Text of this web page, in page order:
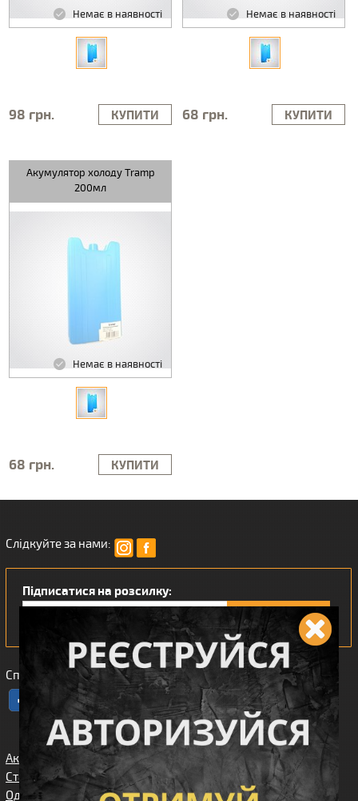
Немає в наявності
98 грн. КУПИТИ
Немає в наявності
68 грн. КУПИТИ
Акумулятор холоду Tramp
200мл
Немає в наявності
68 грн. КУПИТИ
Слідкуйте за нами:
Підписатися на розсилку:
Сподобався наш інтернет магазин?
Акції
Статті/огляди
Одяг
Спорядження
Збройові
аксесуари
Про нас
Карта сайта
Угода